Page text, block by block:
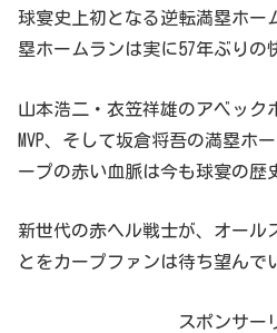
球宴史上初となる逆転満塁ホー
塁ホームランは実に57年ぶりの
山本浩二・衣笠祥雄のアベック
MVP、そして坂倉将吾の満塁ホ
ープの赤い血脈は今も球宴の歴
新世代の赤ヘル戦士が、オール
とをカープファンは待ち望んで
スポンサー